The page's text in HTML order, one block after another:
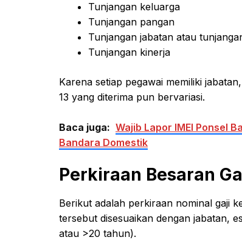
Tunjangan keluarga
Tunjangan pangan
Tunjangan jabatan atau
Tunjangan kinerja
Karena setiap pegawai memiliki
13 yang diterima pun bervariasi.
Baca juga: Wajib Lapor IMEI Ponsel
Bandara Domestik
Perkiraan Besaran
Berikut adalah perkiraan nominal gaji
tersebut disesuaikan dengan jabatan,
atau >20 tahun).